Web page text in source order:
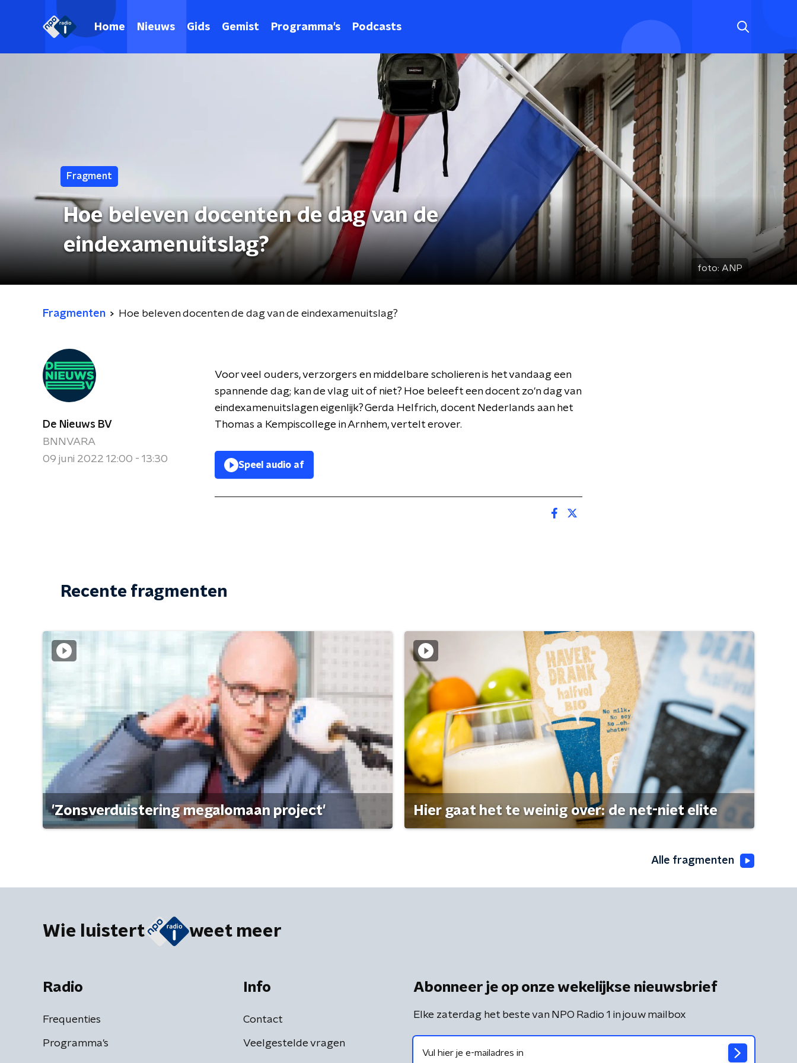
Home Nieuws Gids Gemist Programma's Podcasts
Fragment
Hoe beleven docenten de dag van de
eindexamenuitslag?
foto: ANP
Fragmenten Hoe beleven docenten de dag van de eindexamenuitslag?
De Nieuws BV
BNNVARA
09 juni 2022 12:00 - 13:30
Voor veel ouders, verzorgers en middelbare scholieren is het vandaag een
spannende dag; kan de vlag uit of niet? Hoe beleeft een docent zo'n dag van
eindexamenuitslagen eigenlijk? Gerda Helfrich, docent Nederlands aan het
Thomas a Kempiscollege in Arnhem, vertelt erover.
Speel audio af
Recente fragmenten
'Zonsverduistering megalomaan project' Hier gaat het te weinig over: de net-niet elite
Alle fragmenten
Wie luistert weet meer
Radio
Frequenties
Programma's
Info
Contact
Veelgestelde vragen
Abonneer je op onze wekelijkse nieuwsbrief
Elke zaterdag het beste van NPO Radio 1 in jouw mailbox